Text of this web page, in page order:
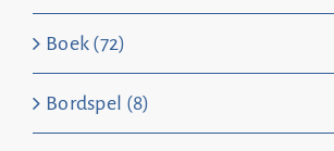
Boek (72)
Bordspel (8)